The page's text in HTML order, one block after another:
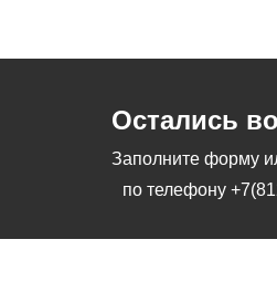
Остались
Заполните форму
по телефону